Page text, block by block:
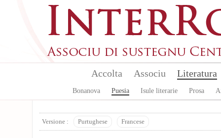
Accolta Associu Literatura
Bonanova Puesia Isule literarie Prosa
Versione : Purtughese Francese